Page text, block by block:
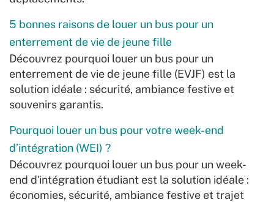
5 bonnes raisons de louer un bus pour un
enterrement de vie de jeune fille
Découvrez pourquoi louer un bus pour un
enterrement de vie de jeune fille (EVJF) est la
solution idéale : sécurité, ambiance festive et
souvenirs garantis.
Pourquoi louer un bus pour votre week-end
d’intégration (WEI) ?
Découvrez pourquoi louer un bus pour un week-
end d'intégration étudiant est la solution idéale :
économies, sécurité, ambiance festive et trajet